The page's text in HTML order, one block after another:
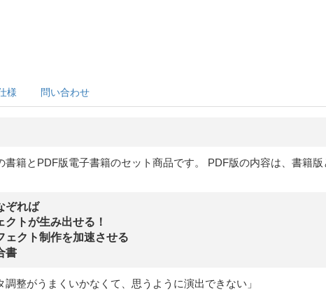
様 問い合わせ
書籍とPDF版電子書籍のセット商品です。 PDF版の内容は、書籍版
ぞれば
クトが生み出せる！
ェクト制作を加速させる
書
調整がうまくいかなくて、思うように演出できない」